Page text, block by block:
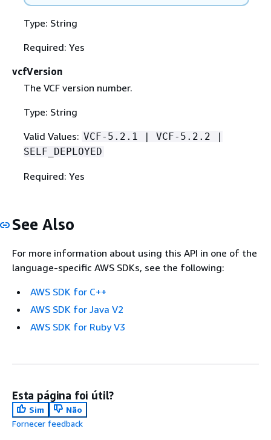
Type: String
Required: Yes
vcfVersion
The VCF version number.
Type: String
Valid Values: VCF-5.2.1 | VCF-5.2.2 |
SELF_DEPLOYED
Required: Yes
See Also
For more information about using this API in one of the
language-specific AWS SDKs, see the following:
AWS SDK for C++
AWS SDK for Java V2
AWS SDK for Ruby V3
Esta página foi útil?
Sim
Não
Fornecer feedback